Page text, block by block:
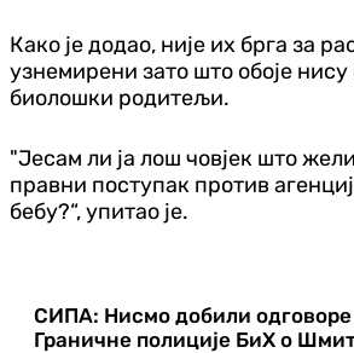
Како је додао, није их брга за
узнемирени зато што обоје
биолошки родитељи.
"Јесам ли ја лош човјек што
правни поступак против
бебу?“, упитао је.
СИПА: Нисмо добили
Граничне полиције БиХ о